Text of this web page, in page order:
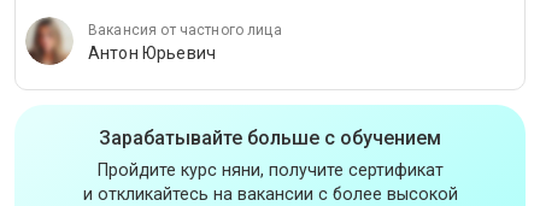
Вакансия от частного лица
Антон Юрьевич
Зарабатывайте больше с обучением
Пройдите курс няни, получите сертификат
и откликайтесь на вакансии с более высокой